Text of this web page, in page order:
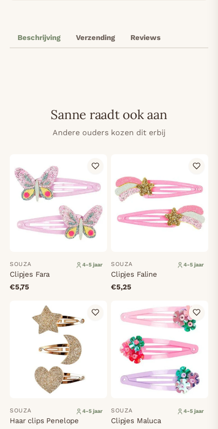
Beschrijving Verzending Reviews
Sanne raadt ook aan
Andere ouders kozen dit erbij
SOUZA 4-5 jaar
Clipjes Fara
€5,75
SOUZA 4-5 jaar
Clipjes Faline
€5,25
SOUZA 4-5 jaar
Haar clips Penelope
SOUZA 4-5 jaar
Clipjes Maluca